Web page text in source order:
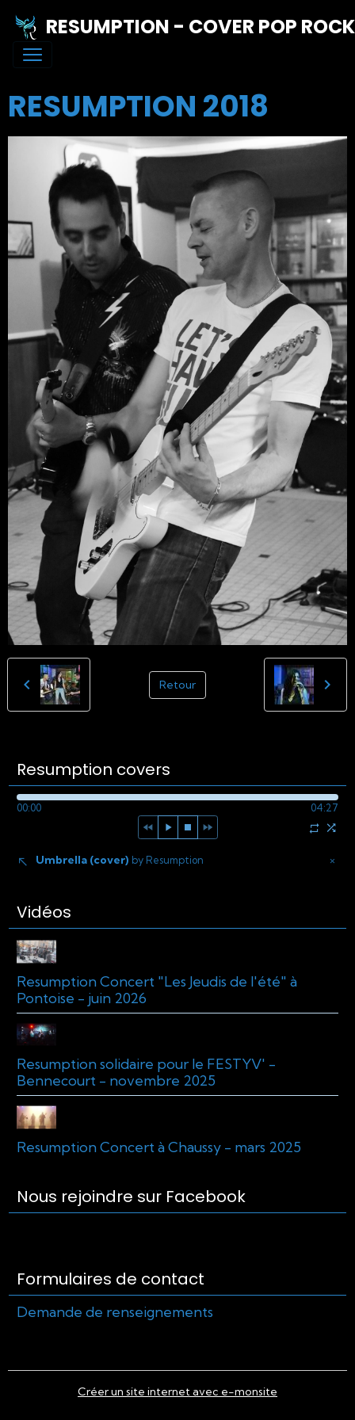
RESUMPTION - COVER POP ROCK
RESUMPTION 2018
Retour
Resumption covers
00:00 04:27
×
Umbrella (cover) by Resumption
Vidéos
Resumption Concert "Les Jeudis de l'été" à
Pontoise - juin 2026
Resumption solidaire pour le FESTYV' -
Bennecourt - novembre 2025
Resumption Concert à Chaussy - mars 2025
Nous rejoindre sur Facebook
Formulaires de contact
Demande de renseignements
Créer un site internet avec e-monsite